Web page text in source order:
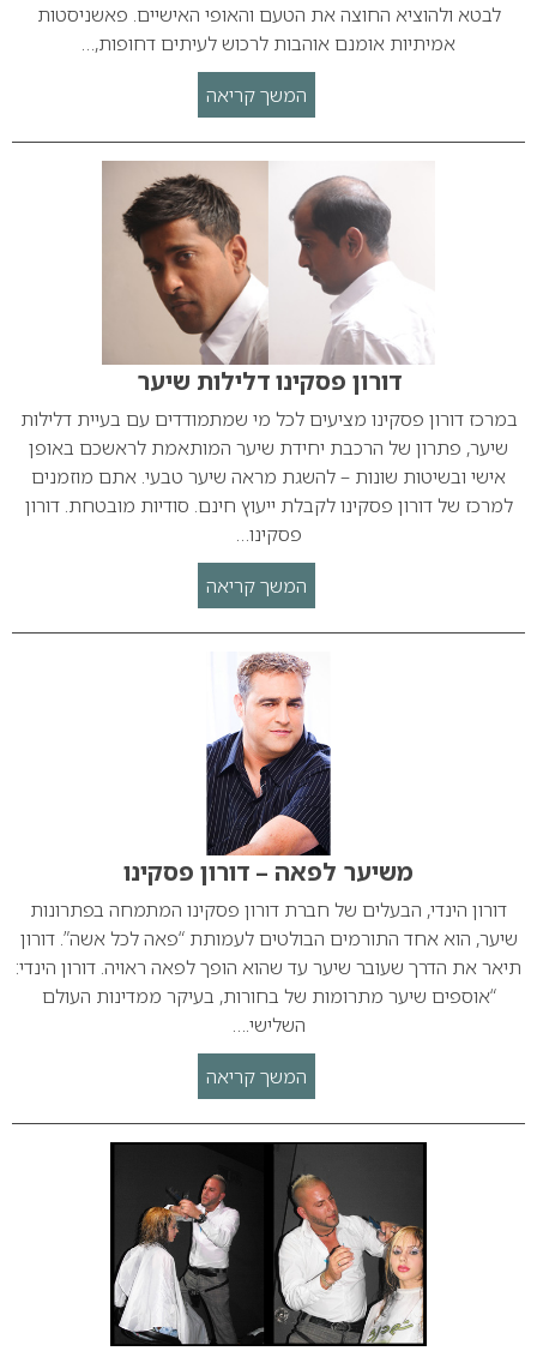
לבטא ולהוציא החוצה את הטעם והאופי האישיים. פאשניסטות
אמיתיות אומנם אוהבות לרכוש לעיתים דחופות,…
המשך קריאה
דורון פסקינו דלילות שיער
במרכז דורון פסקינו מציעים לכל מי שמתמודדים עם בעיית דלילות
שיער, פתרון של הרכבת יחידת שיער המותאמת לראשכם באופן
אישי ובשיטות שונות – להשגת מראה שיער טבעי. אתם מוזמנים
למרכז של דורון פסקינו לקבלת ייעוץ חינם. סודיות מובטחת. דורון
פסקינו…
המשך קריאה
משיער לפאה – דורון פסקינו
דורון הינדי, הבעלים של חברת דורון פסקינו המתמחה בפתרונות
שיער, הוא אחד התורמים הבולטים לעמותת “פאה לכל אשה”. דורון
תיאר את הדרך שעובר שיער עד שהוא הופך לפאה ראויה. דורון הינדי:
“אוספים שיער מתרומות של בחורות, בעיקר ממדינות העולם
השלישי.…
המשך קריאה